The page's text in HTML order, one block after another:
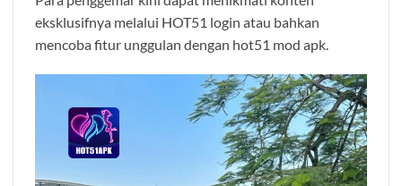
eksklusifnya melalui HOT51 login atau bahkan
mencoba fitur unggulan dengan hot51 mod apk.